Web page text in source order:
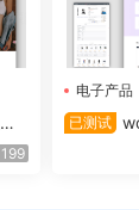
B
199
电子产品
已测试
外贸商